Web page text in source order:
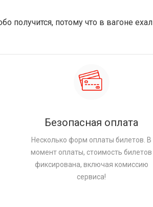
получится, потому что в вагоне ехал
Безопасная оплата
Несколько форм оплаты билетов. В
момент оплаты, стоимость билетов
фиксирована, включая комиссию
сервиса!